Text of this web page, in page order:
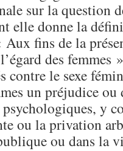
sur la question
elle donne la
fins de la
des femmes
contre le sexe
un préjudice ou
y
ou la privation
ou dans la